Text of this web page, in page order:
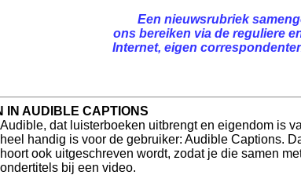
Een nieuwsrubriek
ons bereiken via de reguliere
Internet, eigen
IN AUDIBLE CAPTIONS
Audible, dat luisterboeken uitbrengt en eigendom is
heel handig is voor de gebruiker: Audible Captions.
hoort ook uitgeschreven wordt, zodat je die samen
ondertitels bij een video.